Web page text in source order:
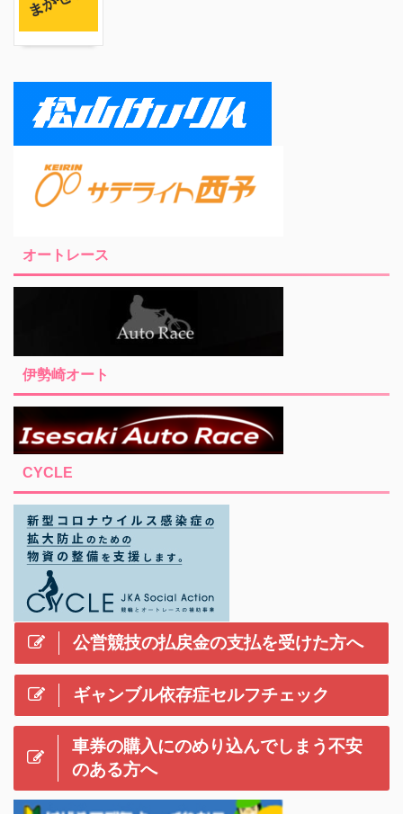
オートレース
伊勢崎オート
CYCLE
公営競技の払戻金の支払を受けた方へ
ギャンブル依存症セルフチェック
車券の購入にのめり込んでしまう不安
のある方へ